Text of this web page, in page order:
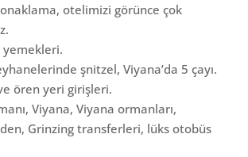
otelimizi görünce çok
yemekleri.
şnitzel, Viyana’da 5 çayı.
ören yeri girişleri.
Viyana, Viyana ormanları,
Grinzing transferleri, lüks otobüs